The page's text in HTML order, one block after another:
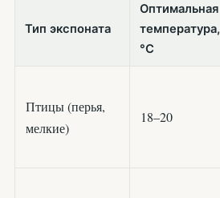
Тип экспоната
Оптимальная
температура,
°C
Птицы (перья,
мелкие)
18–20